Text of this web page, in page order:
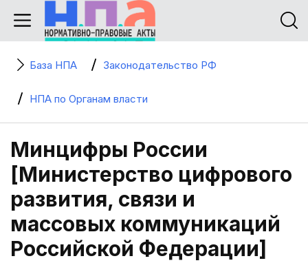
База НПА Законодательство РФ
НПА по Органам власти
Минцифры России
[Министерство цифрового
развития, связи и
массовых коммуникаций
Российской Федерации]